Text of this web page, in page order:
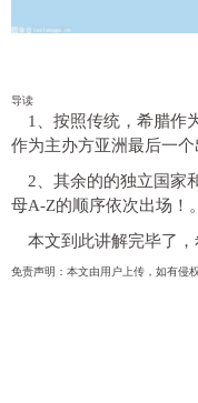
导读
1、按照传统，希腊作
作为主办方亚洲最后一个
2、其余的的独立国家
母A-Z的顺序依次出场！。
本文到此讲解完毕了，
免责声明：本文由用户上传，如有侵